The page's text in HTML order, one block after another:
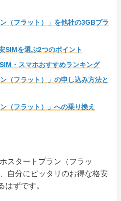
（フラット）」を他社の3GBプラ
SIMを選ぶ2つのポイント
・スマホおすすめランキング
（フラット）」の申し込み方法と
（フラット）」への乗り換え
スタートプラン（フラッ
自分にピッタリのお得な格安
はずです。